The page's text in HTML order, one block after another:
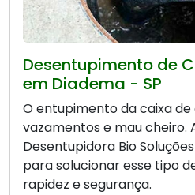
Desentupimento de
em Diadema - SP
O entupimento da caixa
vazamentos e mau cheiro.
Desentupidora Bio
para solucionar esse tipo
rapidez e segurança.